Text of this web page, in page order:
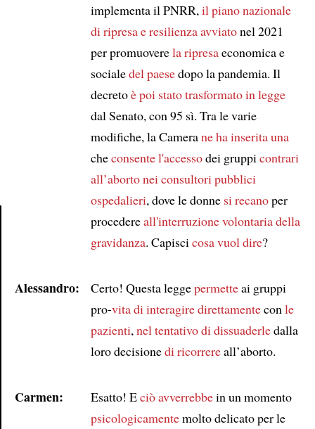
implementa il PNRR, il piano nazionale
di ripresa e resilienzaavviatonel 2021
per promuoverela ripresaeconomica e
socialedel paesedopo la pandemia. Il
decretoè poi stato trasformato in legge
dal Senato, con 95 sì. Tra le varie
modifiche, la Camerane ha inserita una
checonsente l'accessodei gruppi contrari
all’abortonei consultori pubblici
ospedalieri, dove le donne si recanoper
procedereall'interruzione volontaria della
gravidanza. Capisci cosa vuol dire?
Alessandro: Certo! Questa leggepermetteai gruppi
pro-vitadi interagire direttamentecon le
pazienti, nel tentativo di dissuaderledalla
loro decisionedi ricorrereall’aborto.
Carmen: Esatto! Eciòavverrebbein un momento
psicologicamentemolto delicato per le